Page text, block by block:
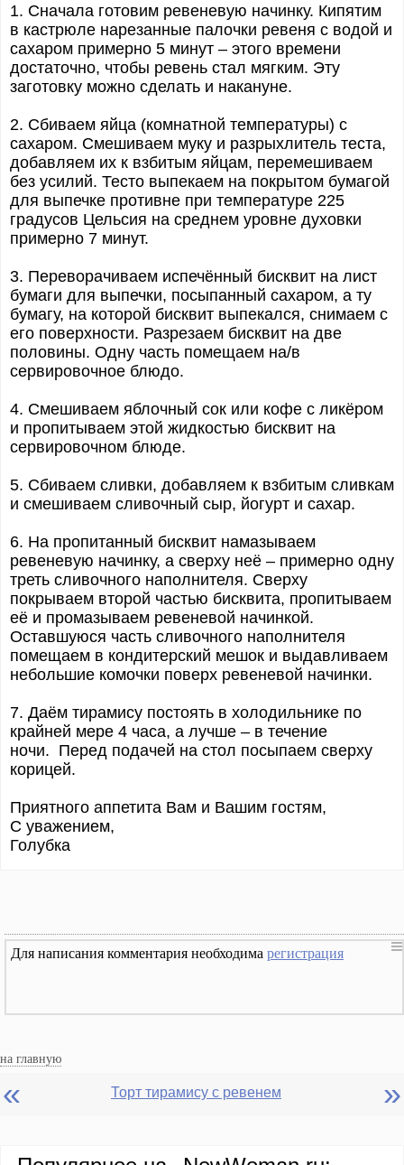
1. Сначала готовим ревеневую начинку. Кипятим
в кастрюле нарезанные палочки ревеня с водой и
сахаром примерно 5 минут – этого времени
достаточно, чтобы ревень стал мягким. Эту
заготовку можно сделать и накануне.
2. Сбиваем яйца (комнатной температуры) с
сахаром. Смешиваем муку и разрыхлитель теста,
добавляем их к взбитым яйцам, перемешиваем
без усилий. Тесто выпекаем на покрытом бумагой
для выпечке противне при температуре 225
градусов Цельсия на среднем уровне духовки
примерно 7 минут.
3. Переворачиваем испечённый бисквит на лист
бумаги для выпечки, посыпанный сахаром, а ту
бумагу, на которой бисквит выпекался, снимаем с
его поверхности. Разрезаем бисквит на две
половины. Одну часть помещаем на/в
сервировочное блюдо.
4. Смешиваем яблочный сок или кофе с ликёром
и пропитываем этой жидкостью бисквит на
сервировочном блюде.
5. Сбиваем сливки, добавляем к взбитым сливкам
и смешиваем сливочный сыр, йогурт и сахар.
6. На пропитанный бисквит намазываем
ревеневую начинку, а сверху неё – примерно одну
треть сливочного наполнителя. Сверху
покрываем второй частью бисквита, пропитываем
её и промазываем ревеневой начинкой.
Оставшуюся часть сливочного наполнителя
помещаем в кондитерский мешок и выдавливаем
небольшие комочки поверх ревеневой начинки.
7. Даём тирамису постоять в холодильнике по
крайней мере 4 часа, а лучше – в течение
ночи. Перед подачей на стол посыпаем сверху
корицей.
Приятного аппетита Вам и Вашим гостям,
С уважением,
Голубка
Для написания комментария необходима регистрация
на главную
« Торт тирамису с ревенем »